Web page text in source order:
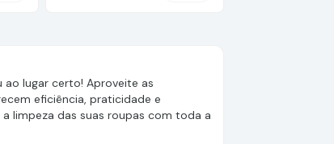
lugar certo! Aproveite as
eficiência, praticidade e
limpeza das suas roupas com toda a